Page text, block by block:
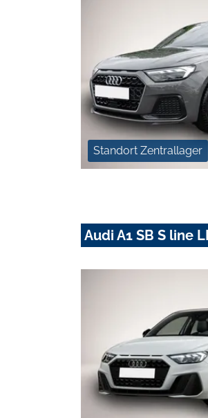
Standort Zentrallager
Audi A1 SB S line